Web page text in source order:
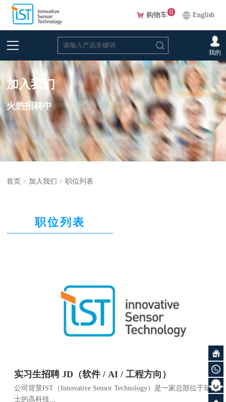
English
购物车 0
我的
加入我们
火热招聘中
首页 > 加入我们 >职位列表
职位列表
实习生招聘 JD（软件 / AI / 工程方向）
公司背景IST（Innovative Sensor Technology）是一家总部位于瑞
士的高科技...